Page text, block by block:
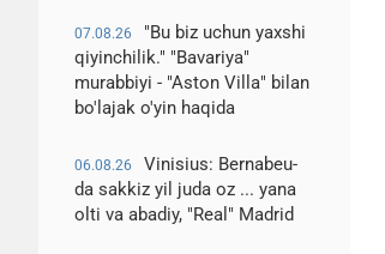
07.08.26
"Bu biz uchun yaxshi
qiyinchilik." "Bavariya"
murabbiyi - "Aston Villa" bilan
bo'lajak o'yin haqida
06.08.26
Vinisius: Bernabeu-
da sakkiz yil juda oz ... yana
olti va abadiy, "Real" Madrid